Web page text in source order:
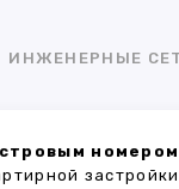
ИНЖЕНЕРНЫЕ
номером